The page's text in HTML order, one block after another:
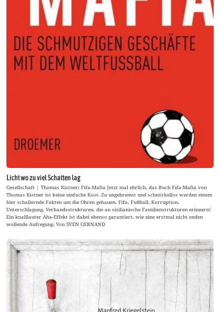
Licht wo zu viel Schatten lag
Gesellschaft | Thomas Kistner: Fifa-Mafia Jetzt mal ehrlich, das Buch Fifa-Mafia von
Thomas Kistner ist keine einfache Kost. Zu ungebremst und schnörkellos werden einem
hier schallernde Fakten um die Ohren gehauen. Fifa, Fußball, Korruption,
Unterschlagung, Verbandsstrukturen, die an sizilianische Familienstrukturen erinnern!
Ein knalllauter Aha-Effekt ist dabei ebenso garantiert, wie eine erstmal nicht enden
wollende Aufregung. Von SVEN GERNAND